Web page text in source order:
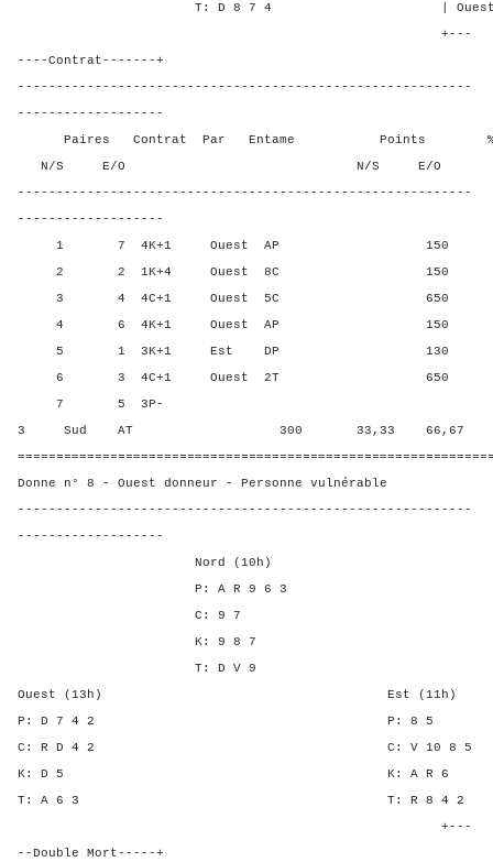
T: D 8 7 4 | Ouest 1 -
+---
----Contrat-------+
-----------------------------------------------------------
-------------------
Paires Contrat Par Entame Points %
N/S E/O N/S E/O N/
-----------------------------------------------------------
-------------------
1 7 4K+1 Ouest AP 150
2 2 1K+4 Ouest 8C 150
3 4 4C+1 Ouest 5C 650
4 6 4K+1 Ouest AP 150
5 1 3K+1 Est DP 130
6 3 4C+1 Ouest 2T 650
7 5 3P-
3 Sud AT 300 33,33 66,67
Donne n° 8 - Ouest donneur - Personne vulnérable
-----------------------------------------------------------
-------------------
Nord (10h)
P: A R 9 6 3
C: 9 7
K: 9 8 7
T: D V 9
Ouest (13h) Est (11h)
P: D 7 4 2 P:
C: R D 4 2 C: V 10
K: D 5 K: A
T: A 6 3 T: R 8
+---
--Double Mort-----+